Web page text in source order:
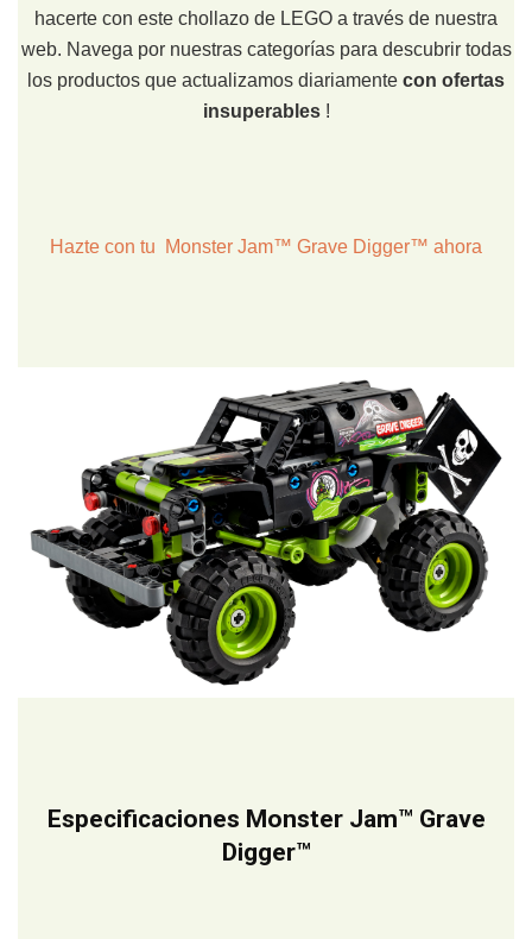
hacerte con este chollazo de LEGO a través de nuestra
web. Navega por nuestras categorías para descubrir todas
los productos que actualizamos diariamente con ofertas
insuperables!
Hazte con tu Monster Jam™ Grave Digger™ ahora
Especificaciones Monster Jam™ Grave
Digger™